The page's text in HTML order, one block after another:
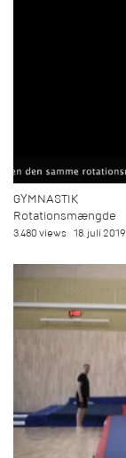
GYMNASTIK
Rotationsmængde
3.480 views 18. juli 2019